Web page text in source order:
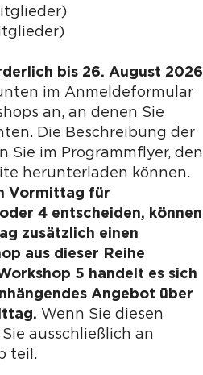
bis 26. August 2026
im Anmeldeformular
an, an denen Sie
Die Beschreibung der
Sie im Programmflyer, den
herunterladen können.
Vormittag für
4 entscheiden, können
zusätzlich einen
aus dieser Reihe
5 handelt es sich
Angebot über
Wenn Sie diesen
ausschließlich an
teil.